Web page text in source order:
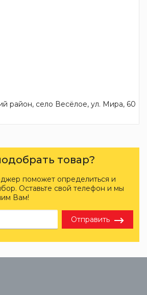
товар?
поможет определиться и
Оставьте свой телефон и мы
Вам!
Отправить